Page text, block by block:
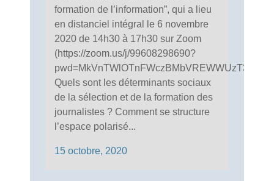
formation de l’information”, qui a lieu
en distanciel intégral le 6 novembre
2020 de 14h30 à 17h30 sur Zoom
(https://zoom.us/j/99608298690?
Quels sont les déterminants sociaux
de la sélection et de la formation des
journalistes ? Comment se structure
l’espace polarisé...
15 octobre, 2020